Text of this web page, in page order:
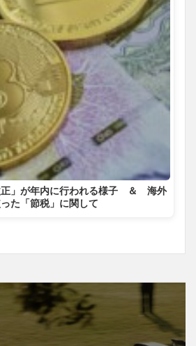
正」が年内に行われる様子 ＆ 海外
た「節税」に関して